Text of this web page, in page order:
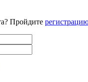
Пройдите